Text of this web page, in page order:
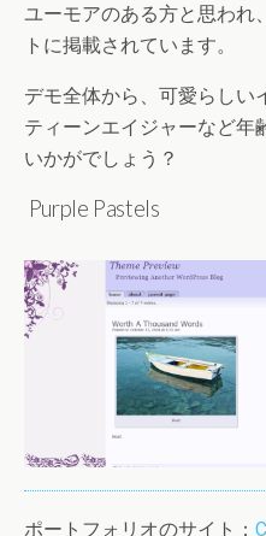
ユーモアのある方と思われ
トに掲載されています。
デモ全体から、可愛らしい
ティーンエイジャーなど年
いかがでしょう？
Purple Pastels
ポートフォリオのサイト：